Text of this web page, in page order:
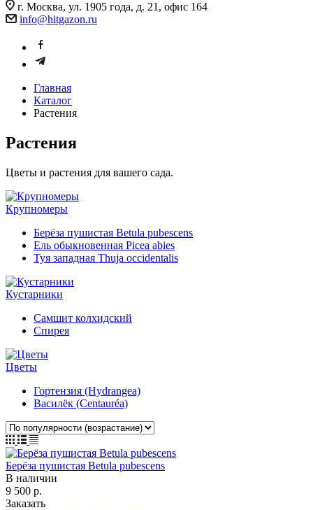
г. Москва, ул. 1905 года, д. 21, офис 164
info@hitgazon.ru
Главная
Каталог
Растения
Растения
Цветы и растения для вашего сада.
Крупномеры
Берёза пушистая Betula pubescens
Ель обыкновенная Picea abies
Туя западная Thuja occidentalis
Кустарники
Самшит колхидский
Спирея
Цветы
Гортензия (Hydrangea)
Василёк (Centauréa)
Берёза пушистая Betula pubescens
В наличии
9 500 р.
Заказать